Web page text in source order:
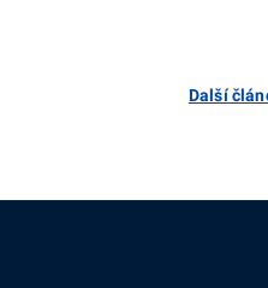
Další